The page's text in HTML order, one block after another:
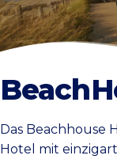
Das Beachhouse
Hotel mit